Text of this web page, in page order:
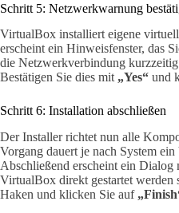
Schritt 5: Netzwerkwarnung
VirtualBox installiert eigene
erscheint ein Hinweisfenster, das
die Netzwerkverbindung
Bestätigen Sie dies mit „Yes“ und
Schritt 6: Installation abschließen
Der Installer richtet nun alle
Vorgang dauert je nach System
Abschließend erscheint ein Dialog
VirtualBox direkt gestartet werden
Haken und klicken Sie auf